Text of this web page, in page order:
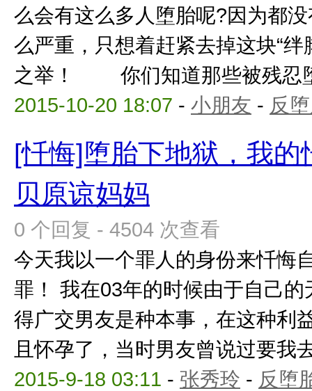
么会有这么多人堕胎呢?因为都
么严重，只想着赶紧去掉这块“
之举！ 你们知道那些被残忍
2015-10-20 18:07 - 小朋友 - 反
[忏悔]堕胎下地狱，我的
贝原谅妈妈
0 个回复 - 4504 次查看
今天我以一个罪人的身份来忏悔
罪！ 我在03年的时候由于自己
得广交男友是种本事，在这种利
且怀孕了，当时男友曾说过要我
2015-9-18 03:11 - 张秀玲 - 反堕